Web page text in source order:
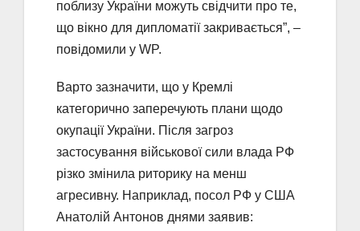
поблизу України можуть свідчити про те,
що вікно для дипломатії закривається”, –
повідомили у WP.
Варто зазначити, що у Кремлі
категорично заперечують плани щодо
окупації України. Після загроз
застосування військової сили влада РФ
різко змінила риторику на менш
агресивну. Наприклад, посол РФ у США
Анатолій Антонов днями заявив: